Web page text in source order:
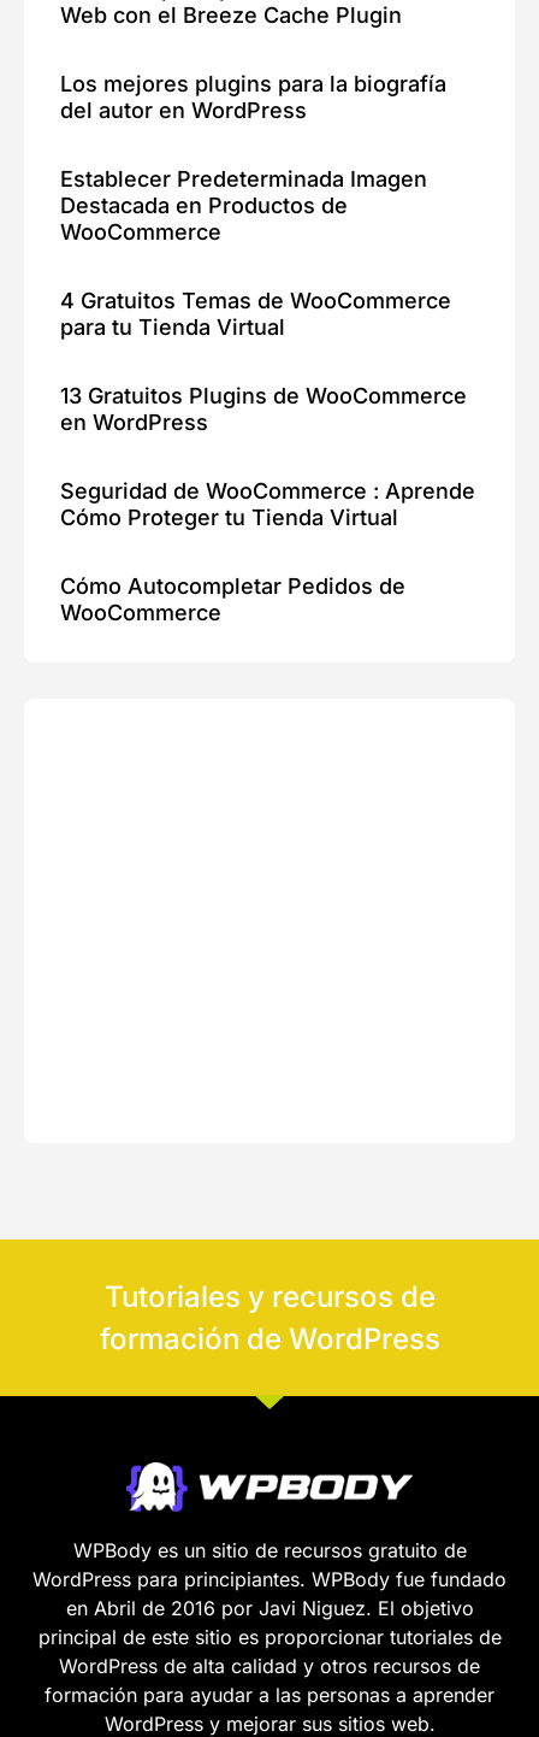
Web con el Breeze Cache Plugin
Los mejores plugins para la biografía
del autor en WordPress
Establecer Predeterminada Imagen
Destacada en Productos de
WooCommerce
4 Gratuitos Temas de WooCommerce
para tu Tienda Virtual
13 Gratuitos Plugins de WooCommerce
en WordPress
Seguridad de WooCommerce : Aprende
Cómo Proteger tu Tienda Virtual
Cómo Autocompletar Pedidos de
WooCommerce
Tutoriales y recursos de
formación de WordPress
WPBody es un sitio de recursos gratuito de
WordPress para principiantes. WPBody fue fundado
en Abril de 2016 por Javi Niguez. El objetivo
principal de este sitio es proporcionar tutoriales de
WordPress de alta calidad y otros recursos de
formación para ayudar a las personas a aprender
WordPress y mejorar sus sitios web.